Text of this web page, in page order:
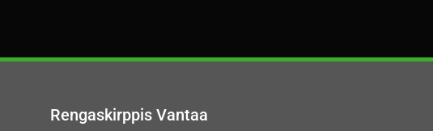
Rengaskirppis Vantaa